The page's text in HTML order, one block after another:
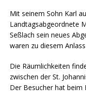
Mit seinem Sohn Karl
Landtagsabgeordnete
Seßlach sein neues
waren zu diesem
Die Räumlichkeiten
zwischen der St.
Der Besucher hat beim